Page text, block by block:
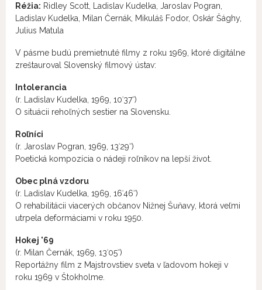
Réžia: Ridley Scott, Ladislav Kudelka, Jaroslav Pogran,
Ladislav Kudelka, Milan Černák, Mikuláš Fodor, Oskár Šághy,
Julius Matula
V pásme budú premietnuté filmy z roku 1969, ktoré digitálne
zreštauroval Slovenský filmový ústav:
Intolerancia
(r. Ladislav Kudelka, 1969, 10ʾ37ʾʾ)
O situácii rehoľných sestier na Slovensku.
Roľníci
(r. Jaroslav Pogran, 1969, 13ʾ29ʾʾ)
Poetická kompozícia o nádeji roľníkov na lepší život.
Obec plná vzdoru
(r. Ladislav Kudelka, 1969, 16ʾ46ʾʾ)
O rehabilitácii viacerých občanov Nižnej Šuňavy, ktorá veľmi
utrpela deformáciami v roku 1950.
Hokej '69
(r. Milan Černák, 1969, 13ʾ05ʾʾ)
Reportážny film z Majstrovstiev sveta v ľadovom hokeji v
roku 1969 v Štokholme.